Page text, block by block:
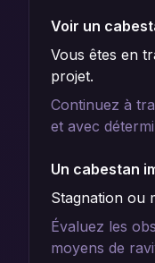
Voir un
Vous êtes en
projet.
Continuez à
et avec
Un cabestan
Stagnation ou
Évaluez les
moyens de